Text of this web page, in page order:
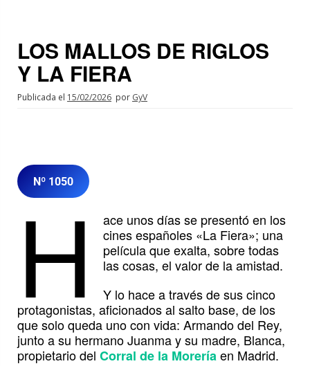
LOS MALLOS DE RIGLOS
Y LA FIERA
Publicada el 15/02/2026 por GyV
Nº 1050
H
ace unos días se presentó en los
cines españoles «La Fiera»; una
película que exalta, sobre todas
las cosas, el valor de la amistad.
Y lo hace a través de sus cinco
protagonistas, aficionados al salto base, de los
que solo queda uno con vida: Armando del Rey,
junto a su hermano Juanma y su madre, Blanca,
propietario del Corral de la Moreríaen Madrid.